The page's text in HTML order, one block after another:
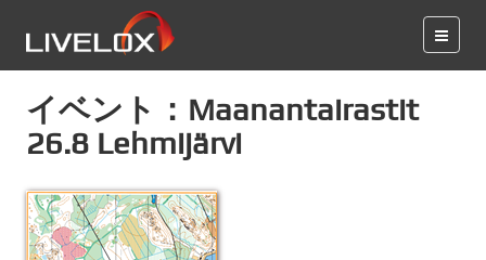
イベント：Maanantairastit
26.8 Lehmijärvi